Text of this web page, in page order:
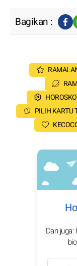
Bagikan :
PILIH KARTU
Dan